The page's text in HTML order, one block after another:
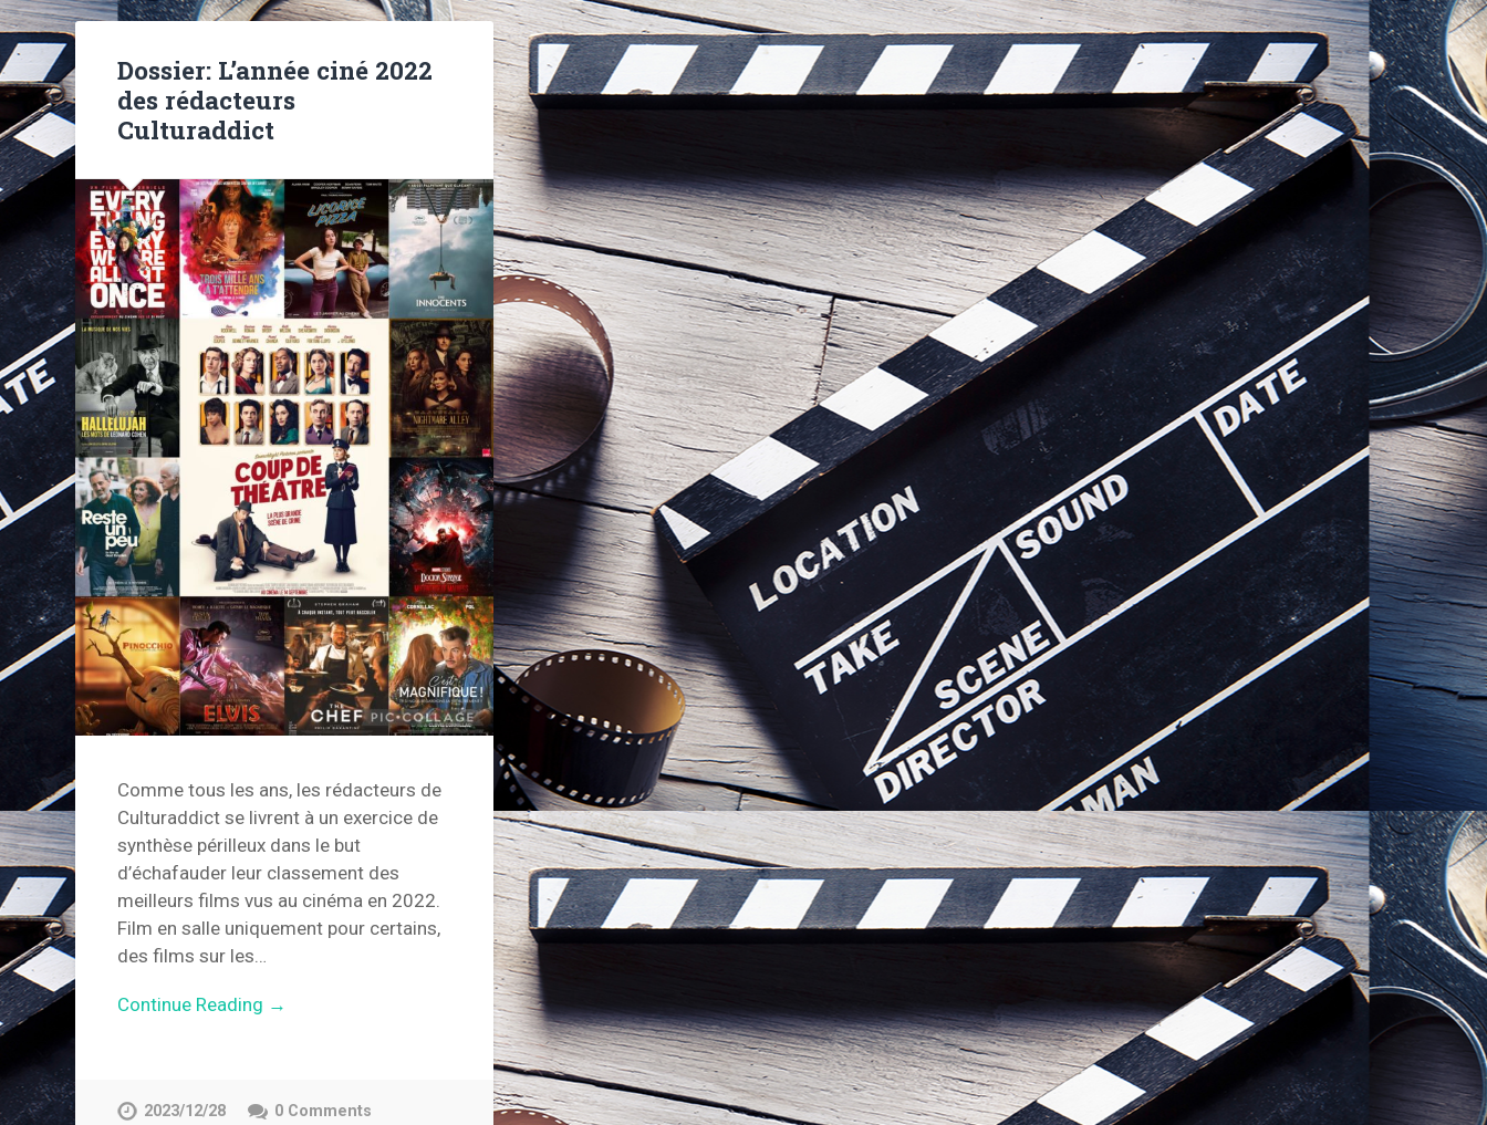
Dossier: L’année ciné 2022
des rédacteurs
Culturaddict
Comme tous les ans, les rédacteurs de
Culturaddict se livrent à un exercice de
synthèse périlleux dans le but
d’échafauder leur classement des
meilleurs films vus au cinéma en 2022.
Film en salle uniquement pour certains,
des films sur les…
Continue Reading →
2023/12/28 0 Comments